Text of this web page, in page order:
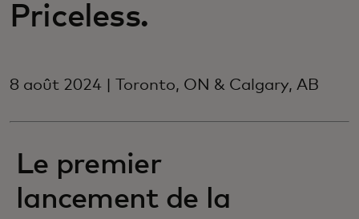
Priceless.
8 août 2024 | Toronto, ON & Calgary, AB
Le premier
lancement de la